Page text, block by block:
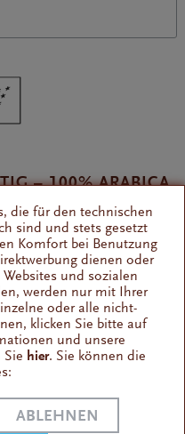
– 100% ARABICA
aus Ligurien
die für den technischen
sind und stets gesetzt
Komfort bei Benutzung
dienen oder
und sozialen
werden nur mit Ihrer
oder alle nicht-
klicken Sie bitte auf
und unsere
hier. Sie können die
ABLEHNEN